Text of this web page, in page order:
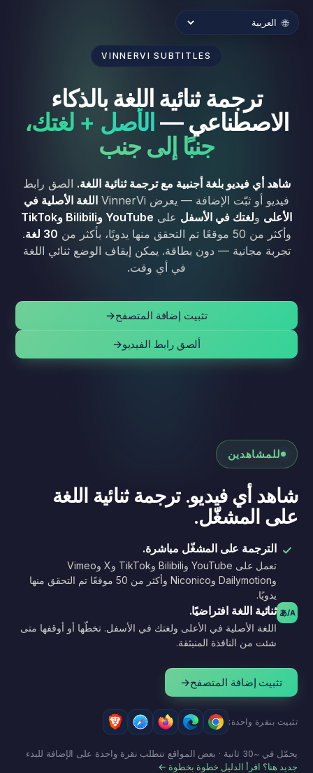
VINNERVI SUBTITLES
ترجمة ثنائية اللغة بالذكاء
الاصطناعي — الأصل + لغتك،
جنبًا إلى جنب
شاهد أي فيديو بلغة أجنبية مع ترجمة ثنائية اللغة. الصق رابط
فيديو أو ثبّت الإضافة — يعرض VinnerVi
اللغة الأصلية في
الأعلى ولغتك في الأسفل على YouTube وBilibili وTikTok
وأكثر من 50 موقعًا تم التحقق منها يدويًا، بأكثر من
30 لغة
.
تجربة مجانية — دون بطاقة. يمكن إيقاف الوضع ثنائي اللغة
في أي وقت.
تثبيت إضافة المتصفح→
ألصق رابط الفيديو→
للمشاهدين
شاهد أي فيديو. ترجمة ثنائية اللغة
على المشغّل.
الترجمة على المشغّل مباشرة.
تعمل على YouTube وBilibili وTikTok وX وVimeo
وDailymotion وNiconico وأكثر من 50 موقعًا تم التحقق منها
يدويًا.
A/
あ ثنائية اللغة افتراضيًا.
اللغة الأصلية في الأعلى ولغتك في الأسفل. تخطّها أو أوقفها متى
شئت من النافذة المنبثقة.
تثبيت إضافة المتصفح→
تثبيت بنقرة واحدة:
يحمّل في ~30 ثانية · بعض المواقع تتطلب نقرة واحدة على الإضافة للبدء
جديد هنا؟ اقرأ الدليل خطوة بخطوة ←
🌐